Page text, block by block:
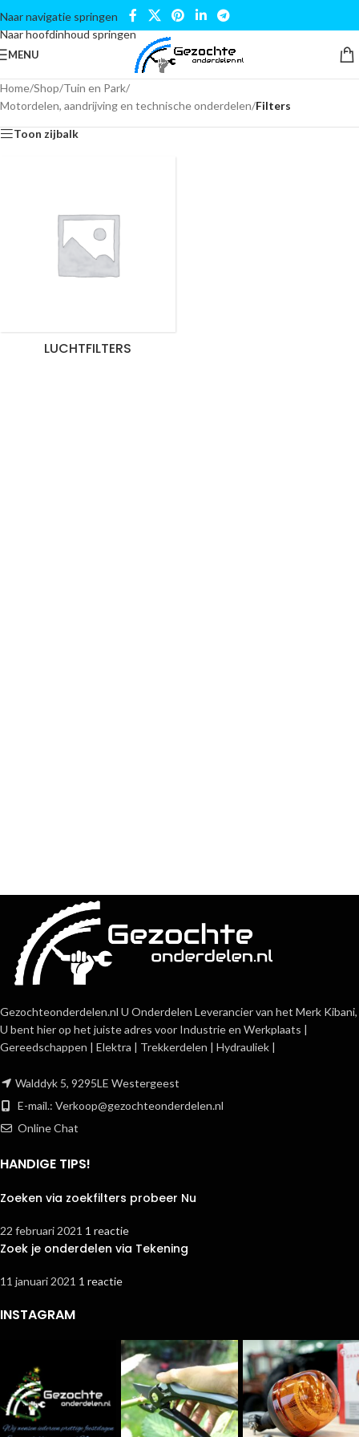
Naar navigatie springen
Naar hoofdinhoud springen
MENU
Home/Shop/Tuin en Park/
Motordelen, aandrijving en technische onderdelen/Filters
Toon zijbalk
LUCHTFILTERS
Gezochteonderdelen.nl U Onderdelen Leverancier van het Merk Kibani,
U bent hier op het juiste adres voor Industrie en Werkplaats |
Gereedschappen | Elektra | Trekkerdelen | Hydrauliek |
Walddyk 5, 9295LE Westergeest
E-mail.: Verkoop@gezochteonderdelen.nl
Online Chat
HANDIGE TIPS!
Zoeken via zoekfilters probeer Nu
22 februari 2021 1 reactie
Zoek je onderdelen via Tekening
11 januari 2021 1 reactie
INSTAGRAM